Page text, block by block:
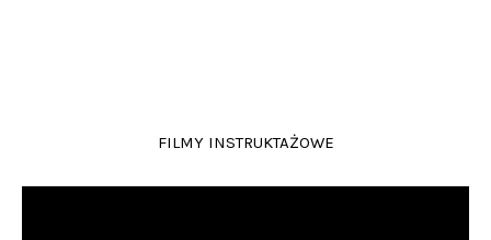
FILMY INSTRUKTAŻOWE